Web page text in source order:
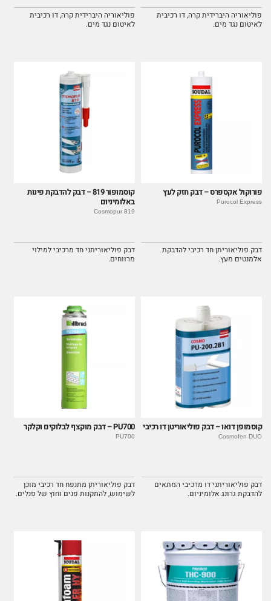
פוליאוריה היברידית קרה, דו רכיבית
לאיטום נגד מים.
פוליאוריה היברידית קרה, דו רכיבית
לאיטום נגד מים.
פורוקול אקספרס – דבק חזק לעץ
Purocol Express
דבק פוליאוריתן חד רכיבי להדבקת
אלמנטים מעץ.
קוסמופור 819 – דבק להדבקת פינות
באלומיניום
Cosmopur 819
דבק פוליאוריתני חד מרכיבי למילוי
מרווחים.
קוסמופן דואו – דבק פוליאוריטן דו רכיבי
Cosmofen DUO
דבק פוליאוריתני דו מרכיבי המתאים
להדבקת גרונג אלומיניום.
PU700 – דבק מוקצף לבלוקים וקלקר
PU700
דבק פוליאוריתן מתנפח חד רכיבי מוכן
לשימוש, להתקנות פנים וחוץ של פנלים.